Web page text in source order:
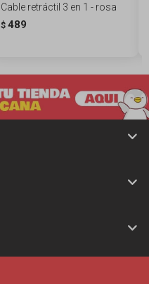
Cable retráctil 3 en 1 - rosa
$ 489